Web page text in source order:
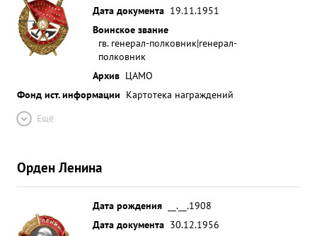
Дата документа 19.11.1951
Воинское звание
гв. генерал-полковник|генерал-
полковник
Архив ЦАМО
Фонд ист. информации Картотека награждений
Ещё
Орден Ленина
Дата рождения
__.__.1908
Дата документа 30.12.1956